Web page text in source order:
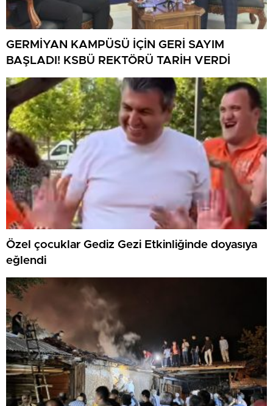
GERMİYAN KAMPÜSÜ İÇİN GERİ SAYIM
BAŞLADI! KSBÜ REKTÖRÜ TARİH VERDİ
Özel çocuklar Gediz Gezi Etkinliğinde doyasıya
eğlendi